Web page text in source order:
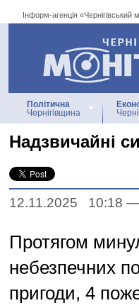
Інформ-агенція «Чернігівський
Інформ-агенція
Політична
Чернігівщина
Надзвичайні
12.11.2025 10:18 —
Протягом
небезпечних
пригоди, 4